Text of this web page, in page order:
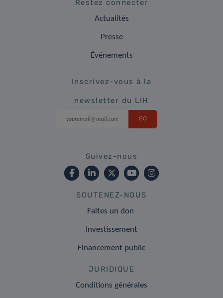
Restez connecter
Actualités
Presse
Événements
Inscrivez-vous à la
newsletter du LIH
Suivez-nous
SOUTENEZ-NOUS
Faites un don
Investissement
Financement public
JURIDIQUE
Conditions générales